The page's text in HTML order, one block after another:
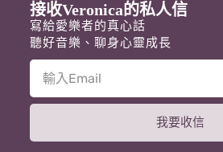
接收Veronica的私人信
寫給愛樂者的真心話
聽好音樂、聊身心靈成長
我要收信